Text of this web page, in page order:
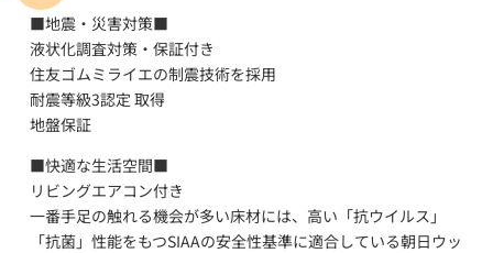
■地震・災害対策■
液状化調査対策・保証付き
住友ゴムミライエの制震技術を採用
耐震等級3認定 取得
地盤保証
■快適な生活空間■
リビングエアコン付き
一番手足の触れる機会が多い床材には、高い「抗ウイルス」
「抗菌」性能をもつSIAAの安全性基準に適合している朝日ウッ